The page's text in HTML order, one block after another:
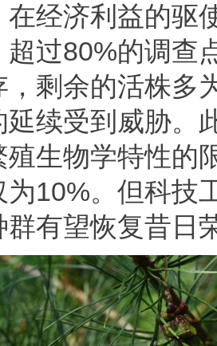
在经济利益的驱
超过80%的调查
，剩余的活株多
延续受到威胁。
殖生物学特性的
为10%。但科技
群有望恢复昔日